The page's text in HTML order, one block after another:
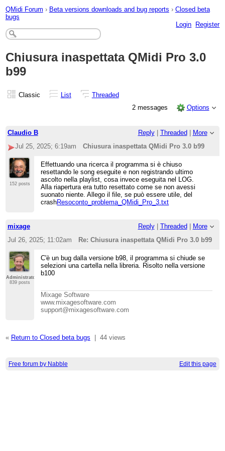
QMidi Forum › Beta versions downloads and bug reports › Closed beta
bugs
Login
Register
Chiusura inaspettata QMidi Pro 3.0
b99
Classic List
Threaded
2 messages
Options
Claudio B Reply| Threaded
More
Jul 25, 2025; 6:19am
Chiusura inaspettata QMidi Pro 3.0 b99
152 posts
Effettuando una ricerca il programma si è chiuso
resettando le song eseguite e non registrando ultimo
ascolto nella playlist, cosa invece eseguita nel LOG.
Alla riapertura era tutto resettato come se non avessi
suonato niente. Allego il file, se può essere utile, del
crashResoconto_problema_QMidi_Pro_3.txt
mixage Reply| Threaded
More
Jul 26, 2025; 11:02am
Re: Chiusura inaspettata QMidi Pro 3.0 b99
Administrator
839 posts
C'è un bug dalla versione b98, il programma si chiude se
selezioni una cartella nella libreria. Risolto nella versione
b100
Mixage Software
www.mixagesoftware.com
support@mixagesoftware.com
« Return to Closed beta bugs 44 views
Free forum by Nabble Edit this page